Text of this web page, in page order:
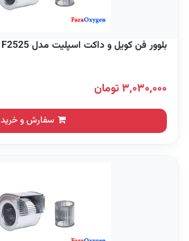
بلوور فن کویل و داکت اسپلیت مدل F2525 گشتاور (بادبزن)
۳,۰۳۰,۰۰۰ تومان
سفارش و خرید